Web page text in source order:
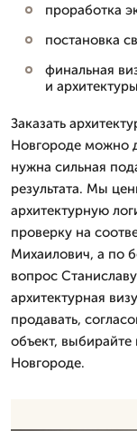
проработка
постановка
финальная
и архитектуры
Заказать
Новгороде можно
нужна сильная
результата. Мы
архитектурную
проверку на
Михаилович, а по
вопрос
архитектурная
продавать,
объект,
Новгороде.